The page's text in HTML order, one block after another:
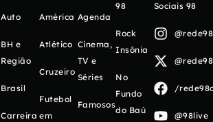
Auto
BH e
Região
Brasil
Carreira
América
Atlético
Cruzeiro
Futebol
em
Agenda
Cinema,
TV e
Séries
Famosos
98
Rock
Insônia
No
Fundo
do Baú
Sociais 98
/
@98live